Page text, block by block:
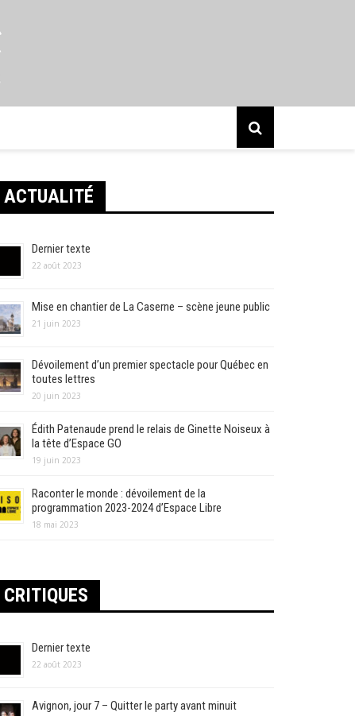
ACTUALITÉ
Dernier texte
22 août 2023
Mise en chantier de La Caserne – scène jeune public
21 juin 2023
Dévoilement d’un premier spectacle pour Québec en
toutes lettres
20 juin 2023
Édith Patenaude prend le relais de Ginette Noiseux à
la tête d’Espace GO
19 juin 2023
Raconter le monde : dévoilement de la
programmation 2023-2024 d’Espace Libre
18 mai 2023
CRITIQUES
Dernier texte
22 août 2023
Avignon, jour 7 – Quitter le party avant minuit